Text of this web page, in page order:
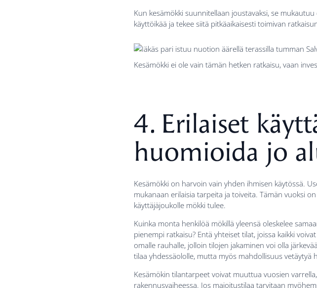
Kun kesämökki suunnitellaan joustavaksi, se
käyttöikää ja tekee siitä pitkäaikaisesti toimivan
Kesämökki ei ole vain tämän hetken ratkaisu, vaan
4. Erilaiset
huomioida jo
Kesämökki on harvoin vain yhden ihmisen käytössä.
mukanaan erilaisia tarpeita ja toiveita. Tämän vuoksi
käyttäjäjoukolle mökki tulee.
Kuinka monta henkilöä mökillä yleensä oleskelee
pienempi ratkaisu? Entä yhteiset tilat, joissa kaikki
omalle rauhalle, jolloin tilojen jakaminen voi olla
tilaa yhdessäololle, mutta myös mahdollisuus vetäytyä
Kesämökin tilantarpeet voivat muuttua vuosien
rakennusvaiheessa. Jos majoitustilaa tarvitaan